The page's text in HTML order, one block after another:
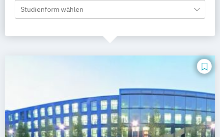
Studienform wählen